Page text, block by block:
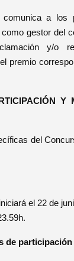
comunica a los
gestor del
y/o
premio
Y
del
el 22 de
de participación